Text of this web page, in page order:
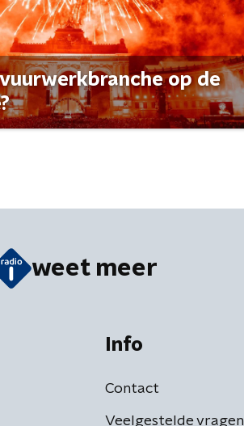
op de
weet meer
Info
Contact
Veelgestelde vragen